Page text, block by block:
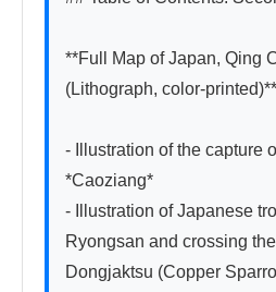
**Full Map of Japan, Qing
(Lithograph, color-printed)**
- Illustration of the capture
*Caoziang*
- Illustration of Japanese
Ryongsan and crossing
Dongjaktsu (Copper